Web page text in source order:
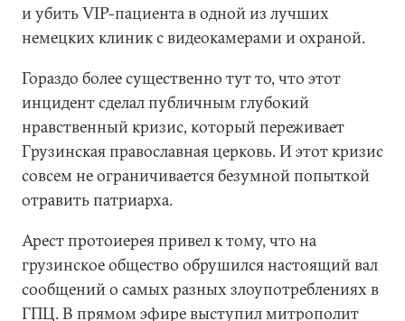
и убить VIP-пациента в одной из лучших
немецких клиник с видеокамерами и охраной.
Гораздо более существенно тут то, что этот
инцидент сделал публичным глубокий
нравственный кризис, который переживает
Грузинская православная церковь. И этот кризис
совсем не ограничивается безумной попыткой
отравить патриарха.
Арест протоиерея привел к тому, что на
грузинское общество обрушился настоящий вал
сообщений о самых разных злоупотреблениях в
ГПЦ. В прямом эфире выступил митрополит